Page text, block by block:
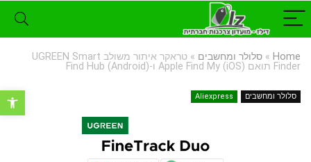
פתח
Home
» סלולר ומחשבים »
טראקר איתור משולב UGREEN Smart
Finder תואם Apple Find My (iOS) ו-Find Hub (Android)
סלולר ומחשבים Aliexpress